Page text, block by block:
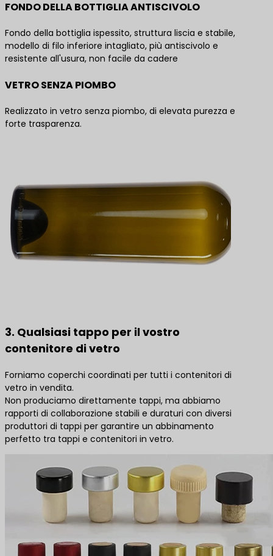
FONDO DELLA BOTTIGLIA ANTISCIVOLO
Fondo della bottiglia ispessito, struttura liscia e stabile,
modello di filo inferiore intagliato, più antiscivolo e
resistente all'usura, non facile da cadere
VETRO SENZA PIOMBO
Realizzato in vetro senza piombo, di elevata purezza e
forte trasparenza.
3. Qualsiasi tappo per il vostro
contenitore di vetro
Forniamo coperchi coordinati per tutti i contenitori di
vetro in vendita.
Non produciamo direttamente tappi, ma abbiamo
rapporti di collaborazione stabili e duraturi con diversi
produttori di tappi per garantire un abbinamento
perfetto tra tappi e contenitori in vetro.